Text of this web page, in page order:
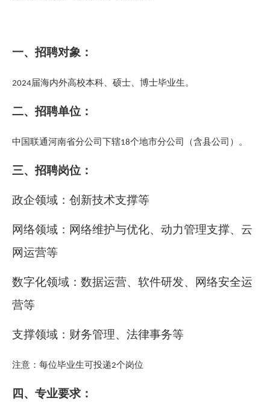
一、招聘对象：
2024届海内外高校本科、硕士、博士毕业生。
二、招聘单位：
中国联通河南省分公司下辖18个地市分公司（含县公司）。
三、招聘岗位：
政企领域：创新技术支撑等
网络领域：网络维护与优化、动力管理支撑、云
网运营等
数字化领域：数据运营、软件研发、网络安全运
营等
支撑领域：财务管理、法律事务等
注意：每位毕业生可投递2个岗位
四、 专业要求：